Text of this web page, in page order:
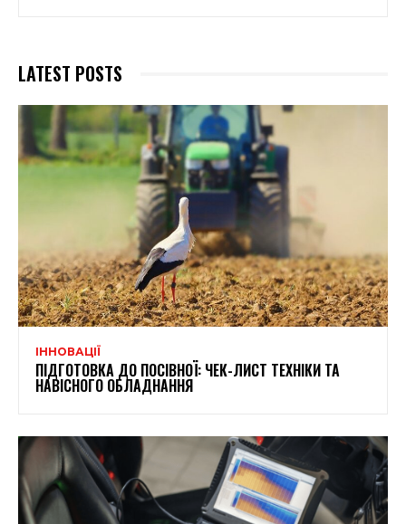
LATEST POSTS
ІННОВАЦІЇ
ПІДГОТОВКА ДО ПОСІВНОЇ: ЧЕК-ЛИСТ ТЕХНІКИ ТА
НАВІСНОГО ОБЛАДНАННЯ